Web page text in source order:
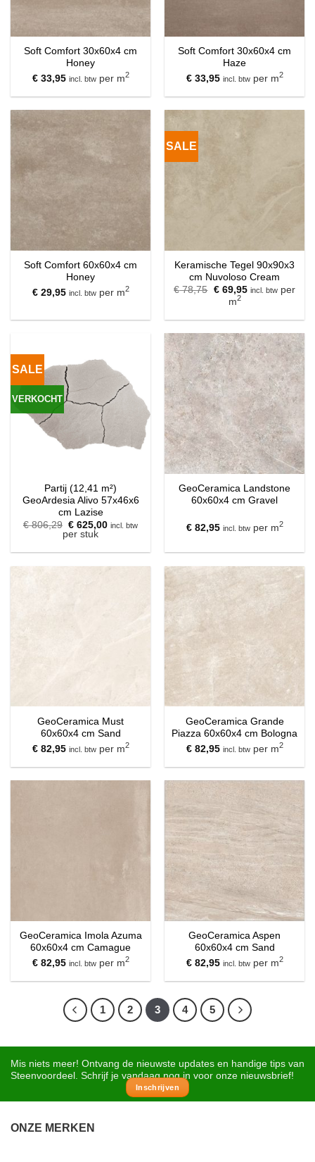
Soft Comfort 30x60x4 cm
Honey
€33,95 incl. btwper m2
Soft Comfort 30x60x4 cm
Haze
€33,95 incl. btwper m2
Soft Comfort 60x60x4 cm
Honey
€29,95 incl. btwper m2
SALE
Keramische Tegel 90x90x3
cm Nuvoloso Cream
€78,75 Oorspronkelijke
prijs
was:
€69,95Huidige
incl. btwper
m2
SALE
VERKOCHT
Partij (12,41 m²)
GeoArdesia Alivo 57x46x6
cm Lazise
€806,29 Oorspronkelijke
prijs
€ 806,29.
€ 625,00Huidige
€ 625,00.
incl. btw
per stuk
GeoCeramica Landstone
60x60x4 cm Gravel
€82,95 incl. btwper m2
GeoCeramica Must
60x60x4 cm Sand
€82,95 incl. btwper m2
GeoCeramica Grande
Piazza 60x60x4 cm Bologna
€82,95 incl. btwper m2
GeoCeramica Imola Azuma
60x60x4 cm Camague
€82,95 incl. btwper m2
GeoCeramica Aspen
60x60x4 cm Sand
€82,95 incl. btwper m2
1 2 3 4 5
Mis niets meer! Ontvang de nieuwste updates en handige tips van
Steenvoordeel. Schrijf je vandaag nog in voor onze nieuwsbrief!
Inschrijven
ONZE MERKEN